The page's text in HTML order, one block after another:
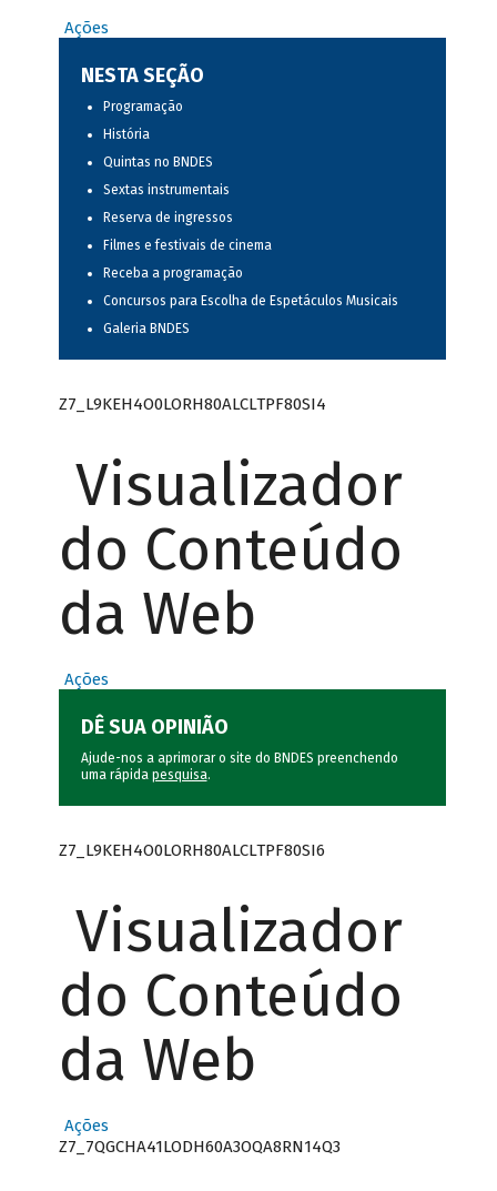
Ações
NESTA SEÇÃO
Programação
História
Quintas no BNDES
Sextas instrumentais
Reserva de ingressos
Filmes e festivais de cinema
Receba a programação
Concursos para Escolha de Espetáculos Musicais
Galeria BNDES
Z7_L9KEH4O0LORH80ALCLTPF80SI4
Visualizador
do Conteúdo
da Web
Ações
DÊ SUA OPINIÃO
Ajude-nos a aprimorar o site do BNDES preenchendo
uma rápida pesquisa.
Z7_L9KEH4O0LORH80ALCLTPF80SI6
Visualizador
do Conteúdo
da Web
Ações
Z7_7QGCHA41LODH60A3OQA8RN14Q3